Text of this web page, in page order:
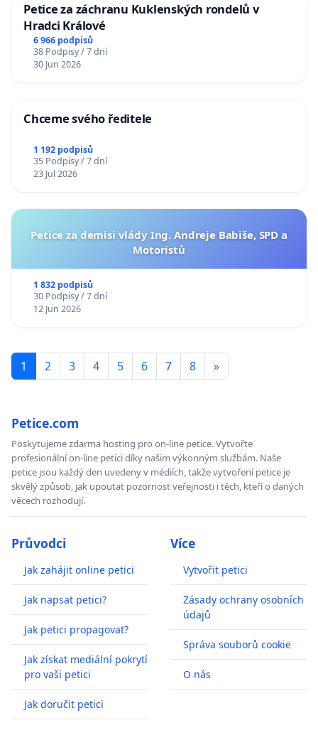
Petice za záchranu Kuklenských rondelů v
Hradci Králové
6 966 podpisů
38 Podpisy / 7 dní
30 Jun 2026
Chceme svého ředitele
1 192 podpisů
35 Podpisy / 7 dní
23 Jul 2026
Petice za demisi vlády Ing. Andreje Babiše, SPD a
Motoristů
1 832 podpisů
30 Podpisy / 7 dní
12 Jun 2026
1 2 3 4 5 6 7 8 »
Petice.com
Poskytujeme zdarma hosting pro on-line petice. Vytvořte
profesionální on-line petici díky našim výkonným službám. Naše
petice jsou každý den uvedeny v médiích, takže vytvoření petice je
skvělý způsob, jak upoutat pozornost veřejnosti i těch, kteří o daných
věcech rozhodují.
Průvodci
Jak zahájit online petici
Jak napsat petici?
Jak petici propagovat?
Jak získat mediální pokrytí
pro vaši petici
Jak doručit petici
Více
Vytvořit petici
Zásady ochrany osobních
údajů
Správa souborů cookie
O nás